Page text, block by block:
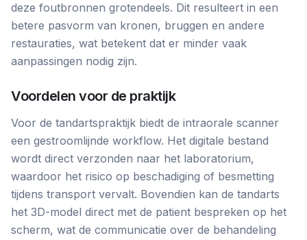
deze foutbronnen grotendeels. Dit resulteert in een
betere pasvorm van kronen, bruggen en andere
restauraties, wat betekent dat er minder vaak
aanpassingen nodig zijn.
Voordelen voor de praktijk
Voor de tandartspraktijk biedt de intraorale scanner
een gestroomlijnde workflow. Het digitale bestand
wordt direct verzonden naar het laboratorium,
waardoor het risico op beschadiging of besmetting
tijdens transport vervalt. Bovendien kan de tandarts
het 3D-model direct met de patient bespreken op het
scherm, wat de communicatie over de behandeling